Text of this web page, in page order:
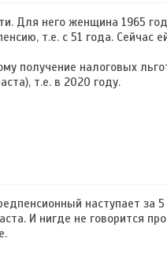
Для него женщина 1965
т.е. с 51 года. Сейчас
получение налоговых
т.е. в 2020 году.
наступает за
И нигде не говорится